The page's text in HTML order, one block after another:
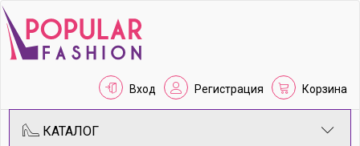
Вход Регистрация Корзина
КАТАЛОГ